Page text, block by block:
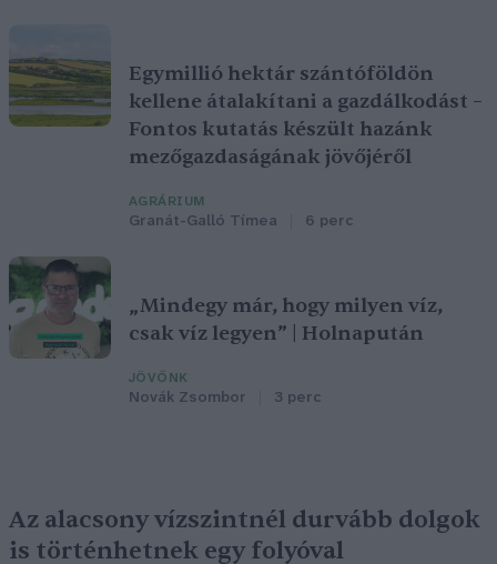
Egymillió hektár szántóföldön
kellene átalakítani a gazdálkodást –
Fontos kutatás készült hazánk
mezőgazdaságának jövőjéről
AGRÁRIUM
Granát-Galló Tímea 6 perc
„Mindegy már, hogy milyen víz,
csak víz legyen” | Holnapután
JÖVŐNK
Novák Zsombor 3 perc
Az alacsony vízszintnél durvább dolgok
is történhetnek egy folyóval